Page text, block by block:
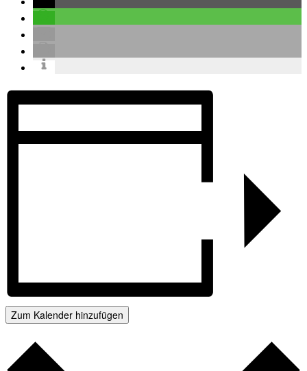
Zum Kalender hinzufügen